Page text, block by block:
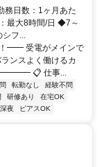
務日数：1ヶ月あた
最大8時間/日 ◆7～
シフ...
━━ 受電がメインで
ンスよく働けるカ
📋 仕事...
転勤なし
経験不問
研修あり
在宅OK
深夜 ピアスOK